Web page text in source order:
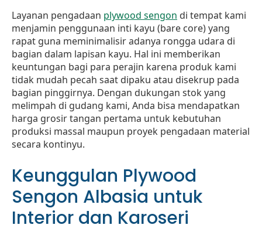
Layanan pengadaan plywood sengon di tempat kami
menjamin penggunaan inti kayu (bare core) yang
rapat guna meminimalisir adanya rongga udara di
bagian dalam lapisan kayu. Hal ini memberikan
keuntungan bagi para perajin karena produk kami
tidak mudah pecah saat dipaku atau disekrup pada
bagian pinggirnya. Dengan dukungan stok yang
melimpah di gudang kami, Anda bisa mendapatkan
harga grosir tangan pertama untuk kebutuhan
produksi massal maupun proyek pengadaan material
secara kontinyu.
Keunggulan Plywood
Sengon Albasia untuk
Interior dan Karoseri